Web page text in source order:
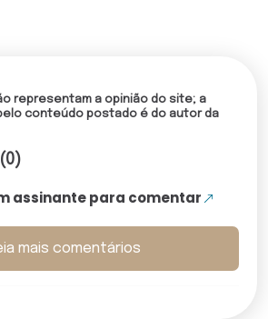
representam a opinião do site; a
conteúdo postado é do autor da
assinante para comentar
mais comentários